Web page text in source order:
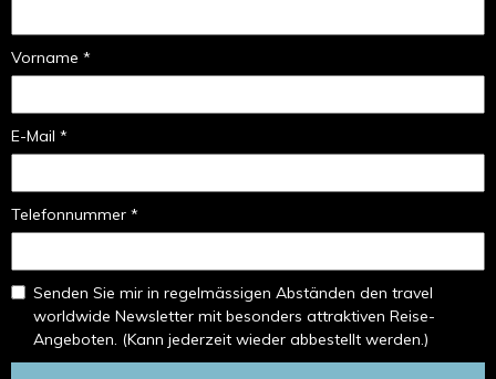
Vorname *
E-Mail *
Telefonnummer *
Senden Sie mir in regelmässigen Abständen den travel
worldwide Newsletter mit besonders attraktiven Reise-
Angeboten. (Kann jederzeit wieder abbestellt werden.)